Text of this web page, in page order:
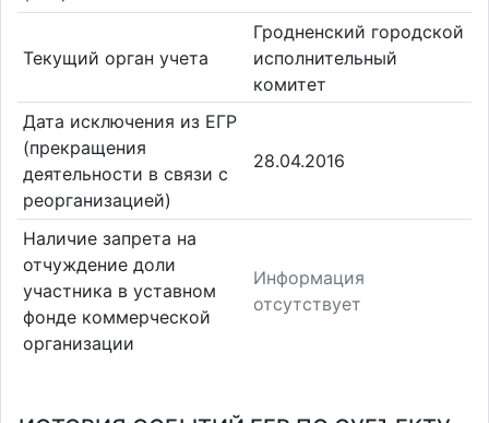
Текущий орган учета
Гродненский городской
исполнительный
комитет
Дата исключения из ЕГР
(прекращения
деятельности в связи с
реорганизацией)
28.04.2016
Наличие запрета на
отчуждение доли
участника в уставном
фонде коммерческой
организации
Информация
отсутствует